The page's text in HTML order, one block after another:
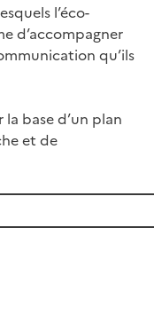
l’éco-
d’accompagner
qu’ils
base d’un plan
et de